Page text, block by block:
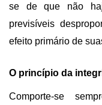
se de que não
previsíveis
efeito primário de
O princípio da
Comporte-se